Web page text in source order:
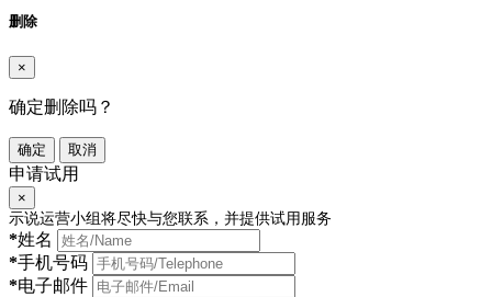
删除
×
确定删除吗？
确定 取消
申请试用
×
示说运营小组将尽快与您联系，并提供试用服务
*姓名
*手机号码
*电子邮件